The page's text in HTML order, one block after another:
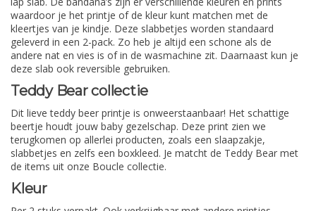
waardoor je het printje of de kleur kunt matchen met de
kleertjes van je kindje. Deze slabbetjes worden standaard
geleverd in een 2-pack. Zo heb je altijd een schone als de
andere nat en vies is of in de wasmachine zit. Daarnaast kun je
deze slab ook reversible gebruiken.
Teddy Bear collectie
Dit lieve teddy beer printje is onweerstaanbaar! Het schattige
beertje houdt jouw baby gezelschap. Deze print zien we
terugkomen op allerlei producten, zoals een slaapzakje,
slabbetjes en zelfs een boxkleed. Je matcht de Teddy Bear met
de items uit onze Boucle collectie.
Kleur